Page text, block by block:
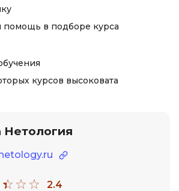
помощь в подборе курса
курсов высоковата
2.4